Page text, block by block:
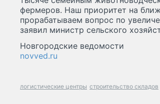
фермеров. Наш приоритет на
прорабатываем вопрос по
заявил министр сельского
Новгородские ведомости
novved.ru
логистические центры строительство складов